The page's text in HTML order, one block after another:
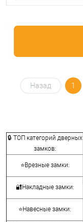
Назад 1
🔒 ТОП категорий дверных
замков:
⭐Врезные замки:
🔐Накладные замки:
⭐Навесные замки: